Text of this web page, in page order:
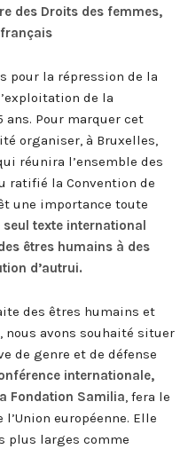
des Droits des femmes,
pour la répression de la
de la
Pour marquer cet
organiser, à Bruxelles,
réunira l’ensemble des
ratifié la Convention de
une importance toute
seul texte international
êtres humains à des
d’autrui.
des êtres humains et
avons souhaité situer
de genre et de défense
internationale,
Fondation Samilia, fera le
européenne. Elle
plus larges comme